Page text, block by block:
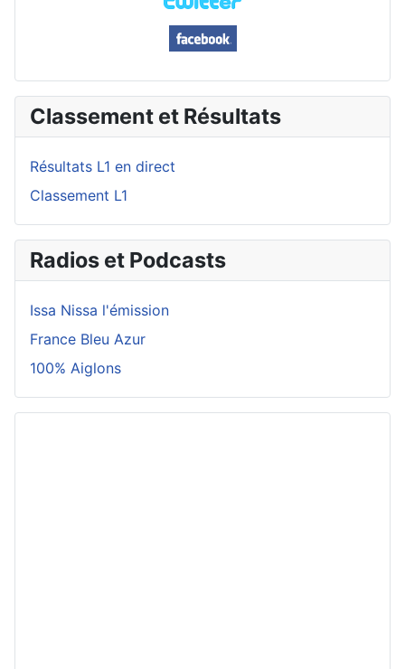
Classement et Résultats
Résultats L1 en direct
Classement L1
Radios et Podcasts
Issa Nissa l'émission
France Bleu Azur
100% Aiglons